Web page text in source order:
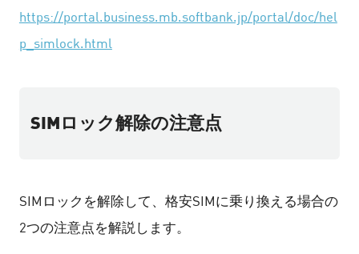
https://portal.business.mb.softbank.jp/portal/doc/hel
p_simlock.html
SIMロック解除の注意点
SIMロックを解除して、格安SIMに乗り換える場合の
2つの注意点を解説します。